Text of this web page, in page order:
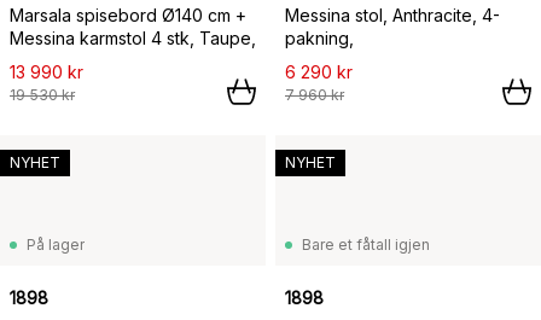
Marsala spisebord Ø140 cm +
Messina karmstol 4 stk, Taupe,
13 990 kr
19 530 kr
Messina stol, Anthracite, 4-
pakning,
6 290 kr
7 960 kr
På lager
1898
NYHET
Bare et fåtall igjen
1898
NYHET